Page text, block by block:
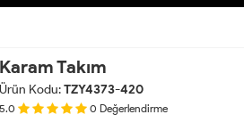
Karam Takım
Ürün Kodu:TZY4373-420
5.0 0 Değerlendirme